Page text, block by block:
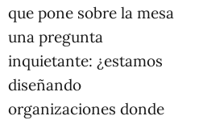
que pone sobre la mesa
una pregunta
inquietante: ¿estamos
diseñando
organizaciones donde